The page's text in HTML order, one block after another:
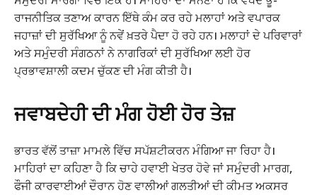
ਰਾਜਨੀਤਿਕ ਤਣਾਅ ਕਾਰਨ ਇੱਥੇ ਕੰਮ ਕਰ ਰਹੇ ਮਲਾਹਾਂ ਅਤੇ ਵਪਾਰਕ
ਜਹਾਜ਼ਾਂ ਦੀ ਸੁਰੱਖਿਆ ਨੂੰ ਨਵੇਂ ਖ਼ਤਰੇ ਪੈਦਾ ਹੋ ਰਹੇ ਹਨ। ਮਲਾਹਾਂ ਦੇ ਪਰਿਵਾਰਾਂ
ਅਤੇ ਸਮੁੰਦਰੀ ਸੰਗਠਨਾਂ ਨੇ ਨਾਗਰਿਕਾਂ ਦੀ ਸੁਰੱਖਿਆ ਲਈ ਹੋਰ
ਪ੍ਰਭਾਵਸ਼ਾਲੀ ਕਦਮ ਚੁੱਕਣ ਦੀ ਮੰਗ ਕੀਤੀ ਹੈ।
ਜਵਾਬਦੇਹੀ ਦੀ ਮੰਗ ਹੋਈ ਹੋਰ ਤੇਜ਼
ਭਾਰਤ ਵੱਲੋਂ ਤਾਜ਼ਾ ਮਾਮਲੇ ਵਿੱਚ ਸਪੱਸ਼ਟੀਕਰਨ ਮੰਗਿਆ ਜਾ ਰਿਹਾ ਹੈ।
ਮਾਹਿਰਾਂ ਦਾ ਕਹਿਣਾ ਹੈ ਕਿ ਚਾਹੇ ਹਵਾਈ ਖੇਤਰ ਹੋਵੇ ਜਾਂ ਸਮੁੰਦਰੀ ਮਾਰਗ,
ਫੌਜੀ ਕਾਰਵਾਈਆਂ ਦੌਰਾਨ ਹੋਣ ਵਾਲੀਆਂ ਗਲਤੀਆਂ ਦੀ ਕੀਮਤ ਅਕਸਰ